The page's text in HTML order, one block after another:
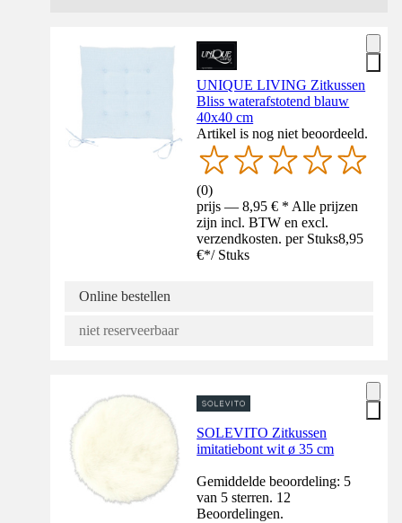
UNIQUE LIVING Zitkussen
Bliss waterafstotend blauw
40x40 cm
Artikel is nog niet beoordeeld.
(0)
prijs — 8,95 € * Alle prijzen
zijn incl. BTW en excl.
verzendkosten. per Stuks8,95
€*/ Stuks
Online bestellen
niet reserveerbaar
SOLEVITO Zitkussen
imitatiebont wit ø 35 cm
Gemiddelde beoordeling: 5
van 5 sterren. 12
Beoordelingen.